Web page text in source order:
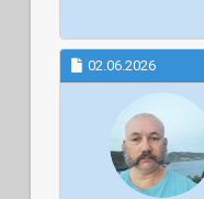
02.06.2026